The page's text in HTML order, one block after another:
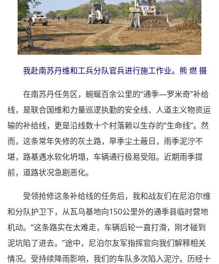
我赴南苏丹维和工兵分队官兵进行施工作业。熊 燃 摄
在南苏丹任务区，蜿蜒百余公里的“通季—罗米奇”补给
线，是联合国维和力量巡逻执勤的安全线、人道主义物资运
输的补给线，更是沿线数十个村落赖以生存的“生命线”。然
而，这条常年失修的灰土路，旱季尘土蔽日，雨季泥泞不
堪，路基遇水软化坍塌，车辆通行极易受阻。近期雨季提
前，道路状况急剧恶化。
受领抢修这条补给线的任务后，我和战友们在尼泊尔维
和分队护卫下，从瓦乌基地向150公里外的通季县临时营地
机动。“这条路实在太难走，车辆后轮一直打滑，刚才碰到
泥坑陷了进去。”途中，尼泊尔友军指挥官向我们解释相关
情况。受持续降雨影响，我们的车队多次陷入泥泞。历经十